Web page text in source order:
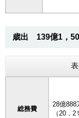
歳出 139億1，
総務費
28億888
（20．2